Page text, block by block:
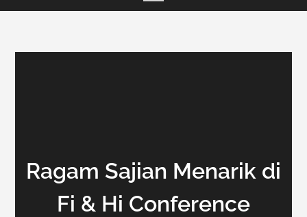
Ragam Sajian Menarik di
Fi & Hi Conference